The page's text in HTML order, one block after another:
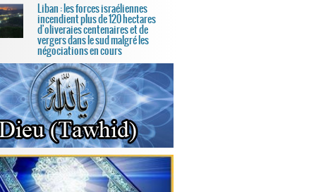
Liban : les forces israéliennes
incendient plus de 120 hectares
d'oliveraies centenaires et de
vergers dans le sud malgré les
négociations en cours